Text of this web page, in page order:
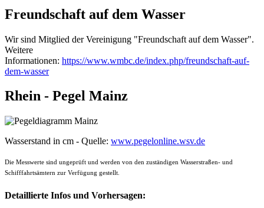
Freundschaft auf dem Wasser
Wir sind Mitglied der Vereinigung "Freundschaft auf dem Wasser".
Weitere
Informationen: https://www.wmbc.de/index.php/freundschaft-auf-
dem-wasser
Rhein - Pegel Mainz
Wasserstand in cm - Quelle: www.pegelonline.wsv.de
Die Messwerte sind ungeprüft und werden von den zuständigen Wasserstraßen- und
Schifffahrtsämtern zur Verfügung gestellt.
Detaillierte Infos und Vorhersagen: